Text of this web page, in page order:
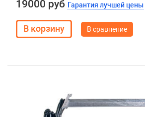
19000 руб Гарантия лучшей цены
В сравнение